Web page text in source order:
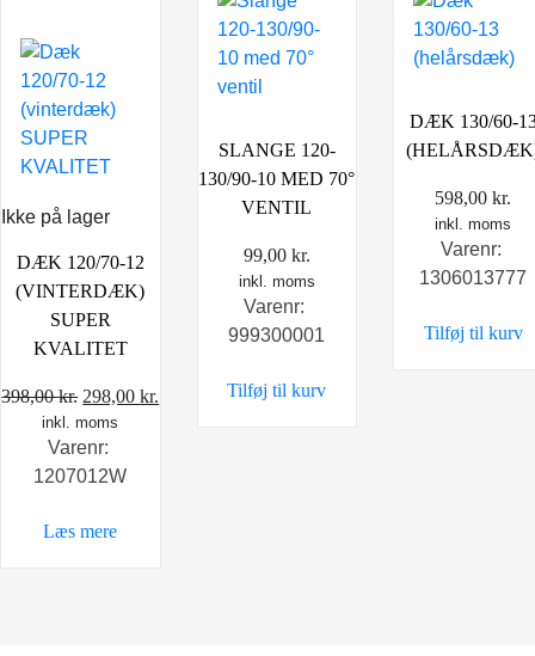
Ikke på lager
DÆK 120/70-12
(VINTERDÆK)
SUPER
KVALITET
398,00kr. Den
oprindelige
pris
var:
298,00kr.
inkl. moms
Varenr:
1207012W
Læs mere
SLANGE 120-
130/90-10 MED 70°
VENTIL
99,00 kr.
inkl. moms
Varenr:
999300001
Tilføj til kurv
DÆK 130/60-
598,00kr.
inkl. moms
Varenr:
1306013777
Tilføj til kurv